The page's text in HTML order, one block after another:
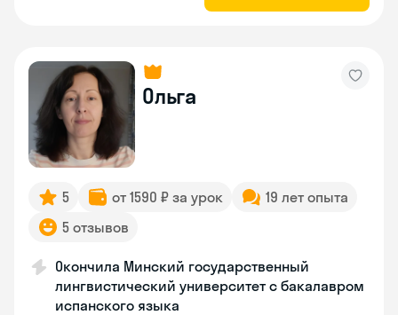
Ольга
5 от 1590 ₽ за урок
19 лет опыта
5 отзывов
Окончила Минский государственный
лингвистический университет с бакалавром
испанского языка